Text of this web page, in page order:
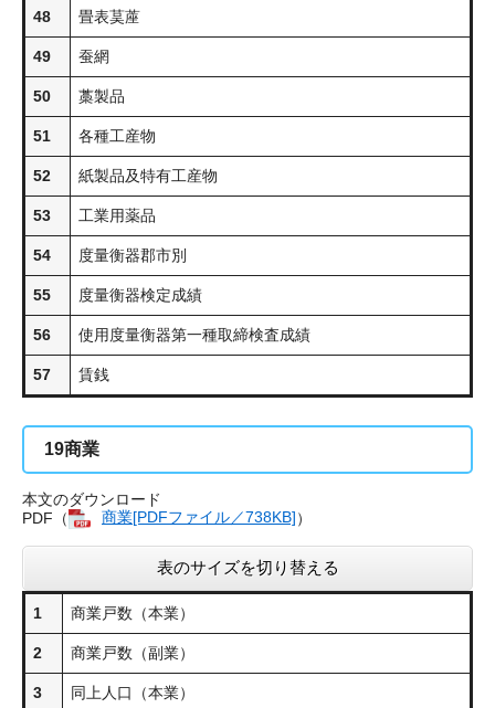
48 畳表茣蓙
49 蚕網
50 藁製品
51 各種工産物
52 紙製品及特有工産物
53 工業用薬品
54 度量衡器郡市別
55 度量衡器検定成績
56 使用度量衡器第一種取締検査成績
57 賃銭
19商業
本文のダウンロード
PDF（
商業[PDFファイル／738KB]）
表のサイズを切り替える
1 商業戸数（本業）
2 商業戸数（副業）
3 同上人口（本業）